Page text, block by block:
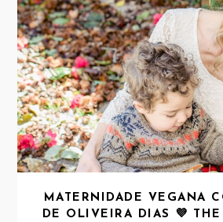
MATERNIDADE VEGANA
DE OLIVEIRA DIAS 💜